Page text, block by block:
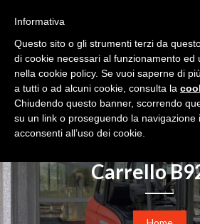
+39 030 36 21 22
Carrello
Informativa
Questo sito o gli strumenti terzi da
di cookie necessari al funzionamento ed
nella cookie policy. Se vuoi saperne di
a tutti o ad alcuni cookie, consulta la
Chiudendo questo banner, scorrendo
su un link o proseguendo la navigazione
acconsenti all’uso dei cookie.